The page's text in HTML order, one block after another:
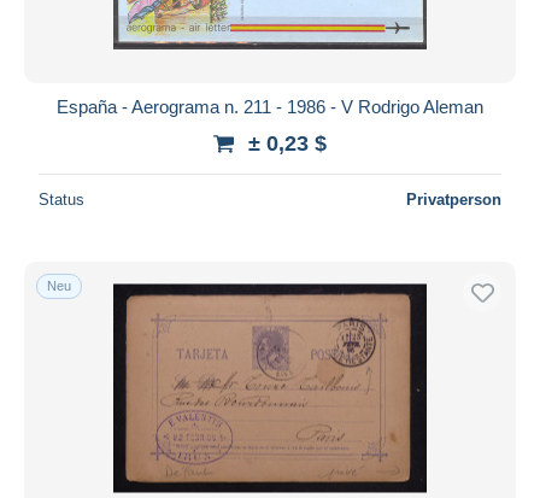
España - Aerograma n. 211 - 1986 - V Rodrigo Aleman
± 0,23 $
Status Privatperson
Neu